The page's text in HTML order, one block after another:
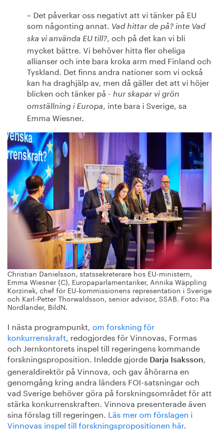
– Det påverkar oss negativt att vi tänker på EU
som någonting annat. Vad hittar de på? inte Vad
ska vi använda EU till?, och på det kan vi bli
mycket bättre. Vi behöver hitta fler oheliga
allianser och inte bara kroka arm med Finland och
Tyskland. Det finns andra nationer som vi också
kan ha draghjälp av, men då gäller det att vi höjer
blicken och tänker på - hur skapar vi grön
omställning i Europa, inte bara i Sverige, sa
Emma Wiesner.
Christian Danielsson, statssekreterare hos EU-ministern,
Emma Wiesner (C), Europaparlamentariker, Annika Wäppling
Korzinek, chef för EU-kommissionens representation i Sverige
och Karl-Petter Thorwaldsson, senior advisor, SSAB. Foto: Pia
Nordlander, BildN.
I nästa programpunkt, om forskning för
konkurrenskraft , redogjordes för Vinnovas, Formas
och Jernkontorets inspel till regeringens kommande
forskningsproposition. Inledde gjorde Darja Isaksson
generaldirektör på Vinnova, och gav åhörarna en
genomgång kring andra länders FOI-satsningar och
vad Sverige behöver göra på forskningsområdet för att
stärka konkurrenskraften. Vinnova presenterade även
sina förslag till regeringen. Läs mer om förslagen i
Vinnovas inspel till forskningspropositionen här.